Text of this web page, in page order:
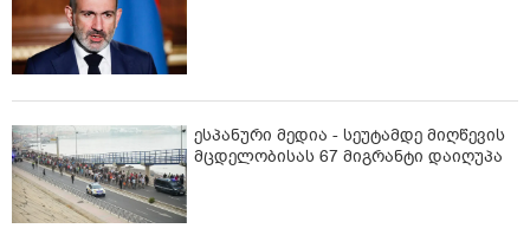
ესპანური მედია - სეუტამდე მიღწევის
მცდელობისას 67 მიგრანტი დაიღუპა